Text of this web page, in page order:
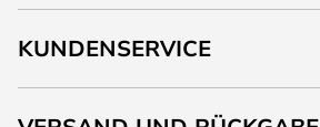
KUNDENSERVICE